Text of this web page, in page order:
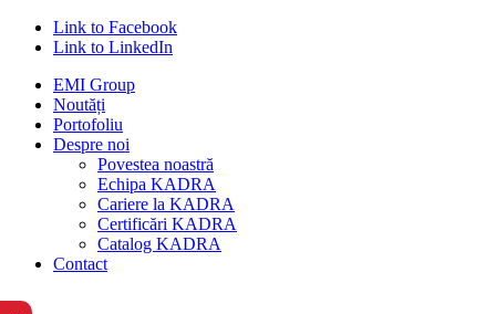
Link to Facebook
Link to LinkedIn
EMI Group
Noutăți
Portofoliu
Despre noi
Povestea noastră
Echipa KADRA
Cariere la KADRA
Certificări KADRA
Catalog KADRA
Contact